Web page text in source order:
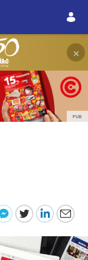
×
PUB